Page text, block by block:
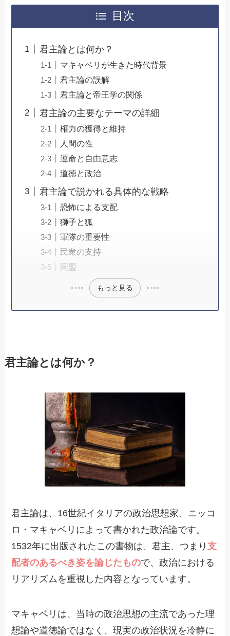
目次
君主論とは何か？
マキャベリが生きた時代背景
君主論の誤解
君主論と帝王学の関係
君主論の主要なテーマの詳細
権力の獲得と維持
人間の性
運命と自由意志
道徳と政治
君主論で説かれる具体的な戦略
恐怖による支配
獅子と狐
軍隊の重要性
民衆の支持
同盟
もっと見る
君主論とは何か？
君主論は、16世紀イタリアの政治思想家、ニッコ
ロ・マキャベリによって書かれた政治論です。
1532年に出版されたこの書物は、君主、つまり支
配者のあるべき姿を論じたもので、政治における
リアリズムを重視した内容となっています。
マキャベリは、当時の政治思想の主流であった理
想論や道徳論ではなく、現実の政治状況を冷静に